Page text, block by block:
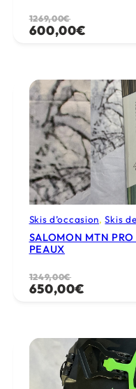
1269,00€
Le
prix
1269,00€.
600,00€
Le
prix
600,00€.
Skis d’occasion, Skis
SALOMON MTN
PEAUX
1249,00€
Le
prix
1249,00€.
650,00€
Le
prix
650,00€.